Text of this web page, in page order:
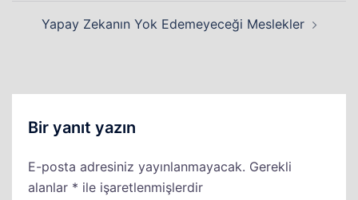
Yapay Zekanın Yok Edemeyeceği Meslekler
Bir yanıt yazın
E-posta adresiniz yayınlanmayacak. Gerekli
alanlar * ile işaretlenmişlerdir